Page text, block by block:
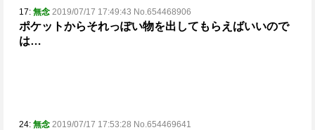
17: 無念 2019/07/17 17:49:43 No.654468906
ポケットからそれっぽい物を出してもらえばいいので
は…
24: 無念 2019/07/17 17:53:28 No.654469641